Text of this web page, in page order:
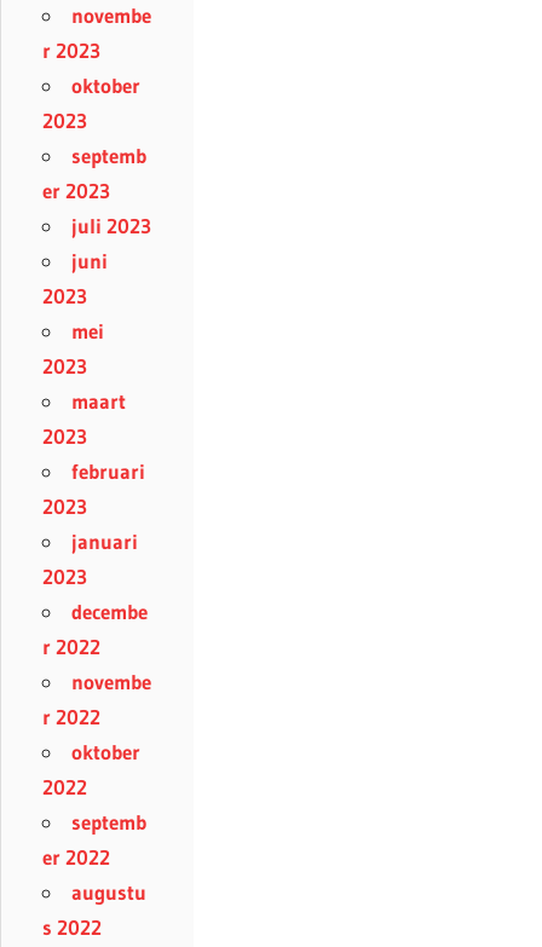
novembe
r 2023
oktober
2023
septemb
er 2023
juli 2023
juni
2023
mei
2023
maart
2023
februari
2023
januari
2023
decembe
r 2022
novembe
r 2022
oktober
2022
septemb
er 2022
augustu
s 2022